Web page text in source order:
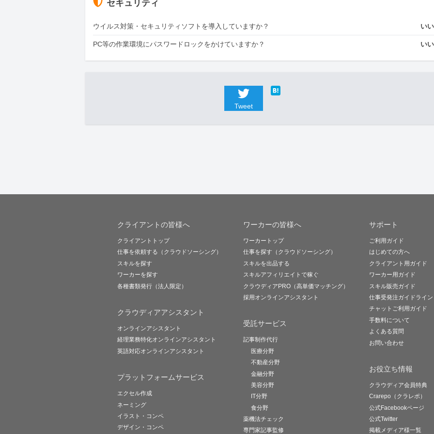
セキュリティ
ウイルス対策・セキュリティソフトを導入していますか？ い
PC等の作業環境にパスワードロックをかけていますか？ い
Tweet
クライアントの皆様へ
クライアントトップ
仕事を依頼する（クラウドソーシング）
スキルを探す
ワーカーを探す
各種書類発行（法人限定）
クラウディアアシスタント
オンラインアシスタント
経理業務特化オンラインアシスタント
英語対応オンラインアシスタント
プラットフォームサービス
エクセル作成
ネーミング
イラスト・コンペ
デザイン・コンペ
ワーカーの皆様へ
ワーカートップ
仕事を探す（クラウドソーシング）
スキルを出品する
スキルアフィリエイトで稼ぐ
クラウディアPRO（高単価マッチング）
採用オンラインアシスタント
受託サービス
記事制作代行
医療分野
不動産分野
金融分野
美容分野
IT分野
食分野
薬機法チェック
専門家記事監修
サポート
ご利用ガイド
はじめての方へ
クライアント用ガイド
ワーカー用ガイド
スキル販売ガイド
仕事受発注ガイドライン
チャットご利用ガイド
手数料について
よくある質問
お問い合わせ
お役立ち情報
クラウディア会員特典
Crarepo（クラレポ）
公式Facebookページ
公式Twitter
掲載メディア様一覧